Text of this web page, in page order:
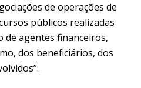
de operações de
públicos realizadas
agentes financeiros,
dos beneficiários, dos